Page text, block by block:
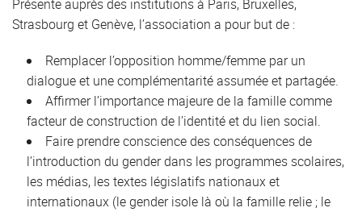
Présente auprès des institutions à Paris, Bruxelles,
Strasbourg et Genève, l’association a pour but de :
Remplacer l’opposition homme/femme par un
dialogue et une complémentarité assumée et partagée.
Affirmer l’importance majeure de la famille comme
facteur de construction de l’identité et du lien social.
Faire prendre conscience des conséquences de
l’introduction du gender dans les programmes scolaires,
les médias, les textes législatifs nationaux et
internationaux (le gender isole là où la famille relie ; le